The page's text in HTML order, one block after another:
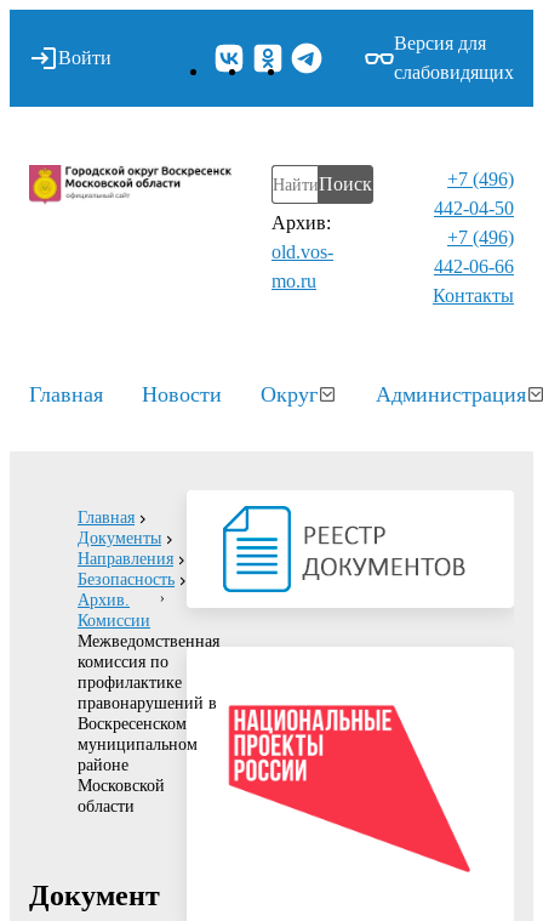
Войти
Версия для
слабовидящих
Поиск
Архив:
old.vos-
mo.ru
+7 (496)
442-04-50
+7 (496)
442-06-66
Контакты⁠
Главная Новости Округ Администрация
Главная
Документы
Направления
Безопасность
Архив.
Комиссии
Межведомственная
комиссия по
профилактике
правонарушений в
Воскресенском
муниципальном
районе
Московской
области
Документ